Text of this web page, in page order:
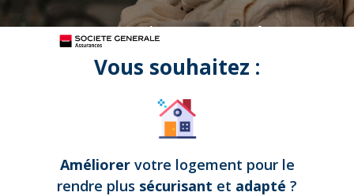
Tous nos projets sont assurés par
Vous souhaitez :
Améliorer votre logement pour le
rendre plus sécurisant et adapté ?